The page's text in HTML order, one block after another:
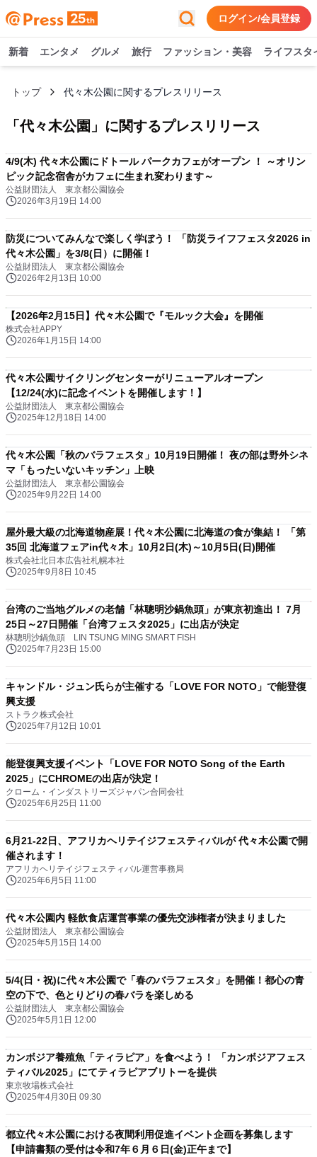
ログイン/会員登録
新着 エンタメ グルメ 旅行 ファッション・美容 ライフスタ
トップ 代々木公園に関するプレスリリース
「代々木公園 」に関するプレスリリース
4/9(木) 代々木公園にドトール パークカフェがオープン ！ ～オリン
ピック記念宿舎がカフェに生まれ変わります～
公益財団法人 東京都公園協会
2026年3月19日 14:00
防災についてみんなで楽しく学ぼう！ 「防災ライフフェスタ2026 in
代々木公園」を3/8(日）に開催！
公益財団法人 東京都公園協会
2026年2月13日 10:00
【2026年2月15日】代々木公園で『モルック大会』を開催
株式会社APPY
2026年1月15日 14:00
代々木公園サイクリングセンターがリニューアルオープン
【12/24(水)に記念イベントを開催します！】
公益財団法人 東京都公園協会
2025年12月18日 14:00
代々木公園「秋のバラフェスタ」10月19日開催！ 夜の部は野外シネ
マ「もったいないキッチン」上映
公益財団法人 東京都公園協会
2025年9月22日 14:00
屋外最大級の北海道物産展！代々木公園に北海道の食が集結！ 「第
35回 北海道フェアin代々木」10月2日(木)～10月5日(日)開催
株式会社北日本広告社札幌本社
2025年9月8日 10:45
台湾のご当地グルメの老舗「林聰明沙鍋魚頭」が東京初進出！ 7月
25日～27日開催「台湾フェスタ2025」に出店が決定
林聰明沙鍋魚頭 LIN TSUNG MING SMART FISH
2025年7月23日 15:00
キャンドル・ジュン氏らが主催する「LOVE FOR NOTO」で能登復
興支援
ストラク株式会社
2025年7月12日 10:01
能登復興支援イベント「LOVE FOR NOTO Song of the Earth
2025」にCHROMEの出店が決定！
クローム・インダストリーズジャパン合同会社
2025年6月25日 11:00
6月21-22日、アフリカヘリテイジフェスティバルが 代々木公園で開
催されます！
アフリカヘリテイジフェスティバル運営事務局
2025年6月5日 11:00
代々木公園内 軽飲食店運営事業の優先交渉権者が決まりました
公益財団法人 東京都公園協会
2025年5月15日 14:00
5/4(日・祝)に代々木公園で「春のバラフェスタ」を開催！都心の青
空の下で、色とりどりの春バラを楽しめる
公益財団法人 東京都公園協会
2025年5月1日 12:00
カンボジア養殖魚「ティラピア」を食べよう！ 「カンボジアフェス
ティバル2025」にてティラピアブリトーを提供
東京牧場株式会社
2025年4月30日 09:30
都立代々木公園における夜間利用促進イベント企画を募集します
【申請書類の受付は令和7年６月６日(金)正午まで】